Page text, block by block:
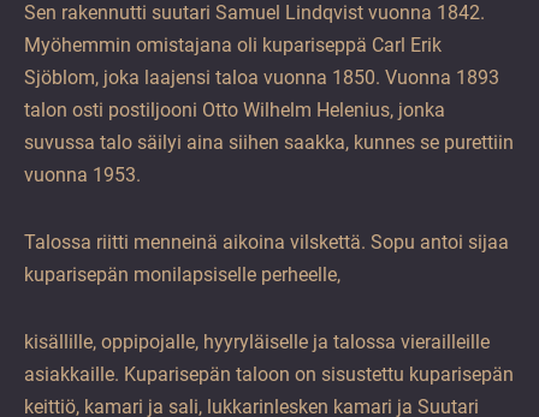
Sen rakennutti suutari Samuel Lindqvist vuonna 1842.
Myöhemmin omistajana oli kupariseppä Carl Erik
Sjöblom, joka laajensi taloa vuonna 1850. Vuonna 1893
talon osti postiljooni Otto Wilhelm Helenius, jonka
suvussa talo säilyi aina siihen saakka, kunnes se purettiin
vuonna 1953.
Talossa riitti menneinä aikoina vilskettä. Sopu antoi sijaa
kuparisepän monilapsiselle perheelle,
kisällille, oppipojalle, hyyryläiselle ja talossa vierailleille
asiakkaille. Kuparisepän taloon on sisustettu kuparisepän
keittiö, kamari ja sali, lukkarinlesken kamari ja Suutari